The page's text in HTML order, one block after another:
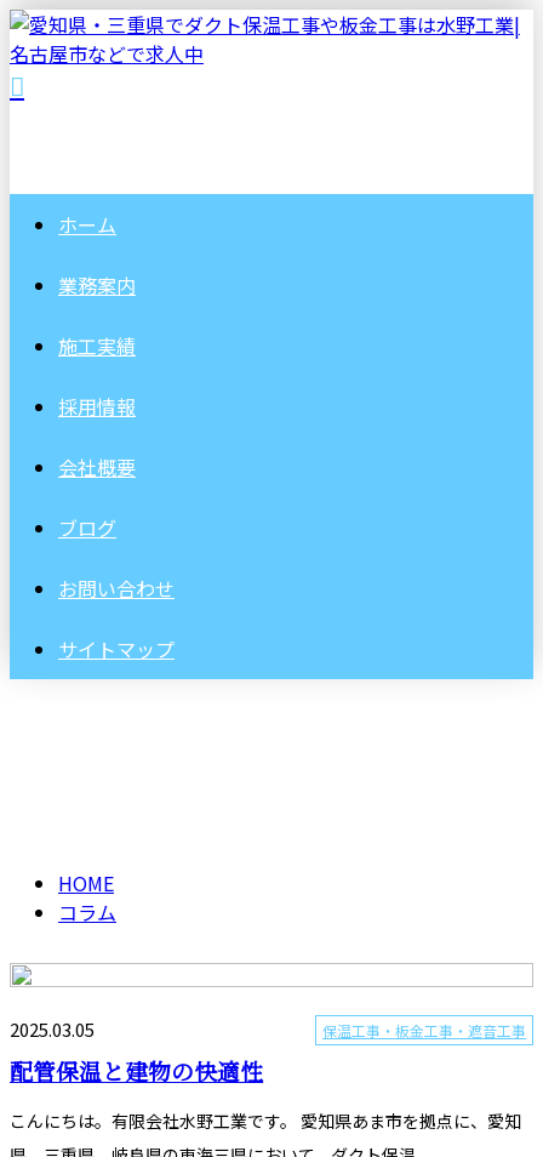
ホーム
業務案内
施工実績
採用情報
会社概要
ブログ
お問い合わせ
サイトマップ
HOME
コラム
2025.03.05 保温工事・板金工事・遮音工事
配管保温と建物の快適性
こんにちは。有限会社水野工業です。 愛知県あま市を拠点に、愛知